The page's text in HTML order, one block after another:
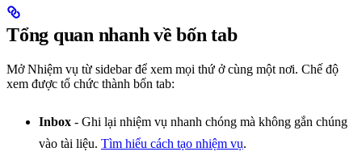
Tổng quan nhanh về bốn tab
Mở Nhiệm vụ từ sidebar để xem mọi thứ ở cùng một nơi. Chế độ
xem được tổ chức thành bốn tab:
Inbox - Ghi lại nhiệm vụ nhanh chóng mà không gắn chúng
vào tài liệu. Tìm hiểu cách tạo nhiệm vụ.